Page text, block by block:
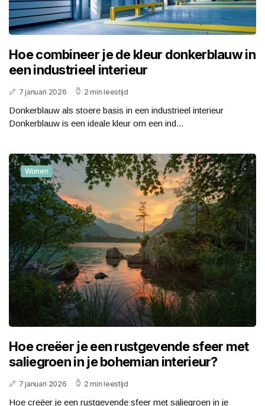
Hoe combineer je de kleur donkerblauw in
een industrieel interieur
7 januari 2026 2 min leestijd
Donkerblauw als stoere basis in een industrieel interieur
Donkerblauw is een ideale kleur om een ind...
Wonen
Hoe creëer je een rustgevende sfeer met
saliegroen in je bohemian interieur?
7 januari 2026 2 min leestijd
Hoe creëer je een rustgevende sfeer met saliegroen in je